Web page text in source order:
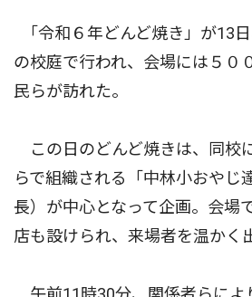
｢令和６年どんど焼き」が13
の校庭で行われ、会場には５０
民らが訪れた。
この日のどんど焼きは、同校
らで組織される「中林小おやじ
長）が中心となって企画。会場
店も設けられ、来場者を温かく